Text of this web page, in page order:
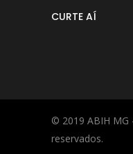
CURTE AÍ
© 2019 ABIH MG
reservados.